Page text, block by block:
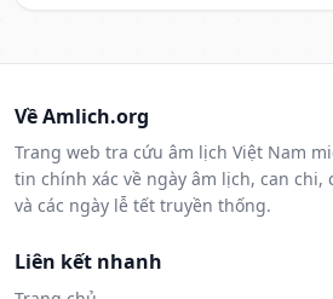
Về Amlich.org
Trang web tra cứu âm lịch Việt Nam
tin chính xác về ngày âm lịch, can chi,
và các ngày lễ tết truyền thống.
Liên kết nhanh